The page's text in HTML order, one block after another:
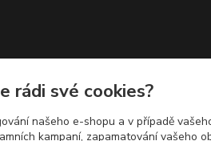
rádi své cookies?
našeho e-shopu a v případě
kampaní, zapamatování vašeho